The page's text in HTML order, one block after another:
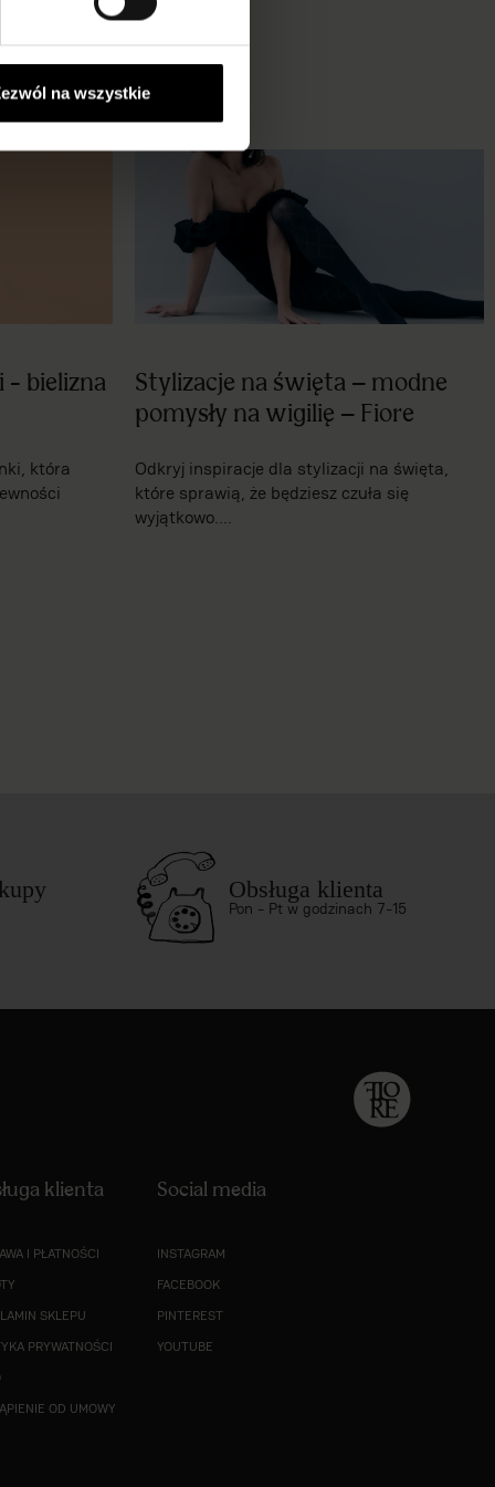
na wszystkie
- bielizna
która
Stylizacje na święta – modne
pomysły na wigilię – Fiore
Odkryj inspiracje dla stylizacji na święta,
które sprawią, że będziesz czuła się
wyjątkowo....
Obsługa klienta
Pon - Pt w godzinach 7-15
klienta
I PŁATNOŚCI
SKLEPU
PRYWATNOŚCI
OD UMOWY
Social media
INSTAGRAM
FACEBOOK
PINTEREST
YOUTUBE